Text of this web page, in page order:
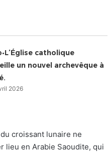
catholique
un nouvel archevêque à
2026
croissant lunaire ne
lieu en Arabie Saoudite, qui